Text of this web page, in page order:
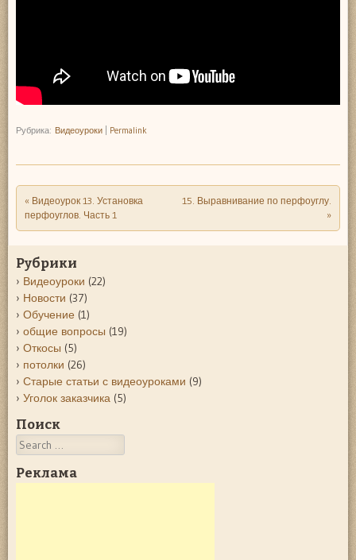
Рубрика: Видеоуроки Permalink
Post navigation
« Видеоурок 13. Установка
перфоуглов. Часть 1
15. Выравнивание по перфоуглу.
»
Рубрики
Видеоуроки (22)
Новости (37)
Обучение (1)
общие вопросы (19)
Откосы (5)
потолки (26)
Старые статьи с видеоуроками (9)
Уголок заказчика (5)
Поиск
Search
Реклама